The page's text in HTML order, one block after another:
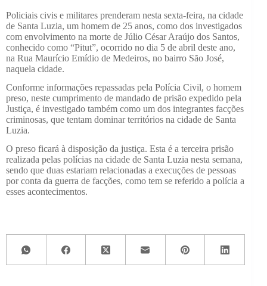
Policiais civis e militares prenderam nesta sexta-feira, na cidade
de Santa Luzia, um homem de 25 anos, como dos investigados
com envolvimento na morte de Júlio César Araújo dos Santos,
conhecido como “Pitut”, ocorrido no dia 5 de abril deste ano,
na Rua Maurício Emídio de Medeiros, no bairro São José,
naquela cidade.
Conforme informações repassadas pela Polícia Civil, o homem
preso, neste cumprimento de mandado de prisão expedido pela
Justiça, é investigado também como um dos integrantes facções
criminosas, que tentam dominar territórios na cidade de Santa
Luzia.
O preso ficará à disposição da justiça. Esta é a terceira prisão
realizada pelas polícias na cidade de Santa Luzia nesta semana,
sendo que duas estariam relacionadas a execuções de pessoas
por conta da guerra de facções, como tem se referido a polícia a
esses acontecimentos.